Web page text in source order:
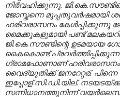
നിര്‍വഹിക്കുന്നു.
ജോസ്തന്നെ മുപ്പതുവര്‍ഷമായി
ഹരിവരാസനം കേള്‍പ്പിക്കുന്നു
മൈക്കുകളുമായി പണ്ട്
ജി.കെ.സൗണ്ടിന്റെ ഉടമയായ
കൈകൊണ്ട് പ്രവര്‍ത്തിപ്പിക്കുന്ന
ഗ്രാമഫോണാണ് ഹരിവരാസനം
വൈദ്യുതിക്ക് ജനറേറ്റര്. പിന്നെ
ഇപ്പോള് സി.ഡി.യില്.
സന്നിധാനത്തുനിന്ന്